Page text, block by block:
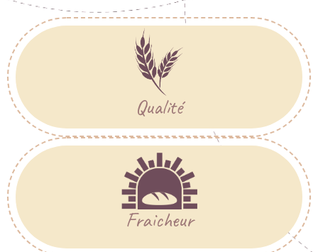
Qualité
Fraicheur